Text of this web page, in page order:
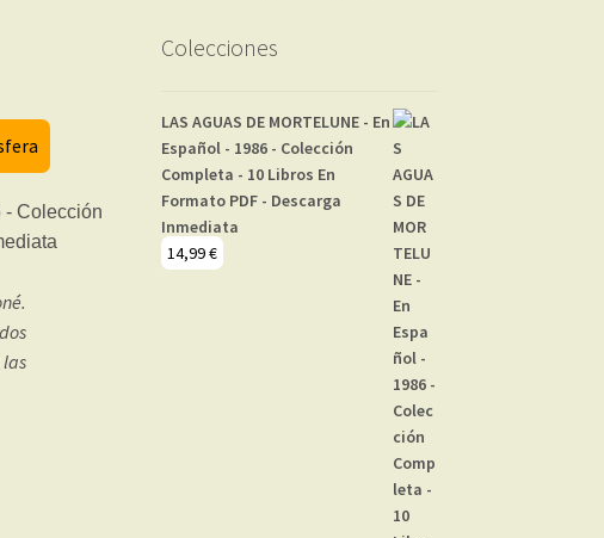
Colecciones
LAS AGUAS DE MORTELUNE - En
Español - 1986 - Colección
Completa - 10 Libros En
Formato PDF - Descarga
Inmediata
14,99€